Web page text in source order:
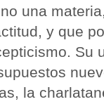
una
y que
Su
la